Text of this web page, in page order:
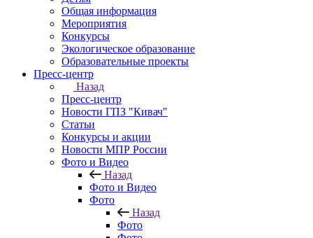
Общая информация
Мероприятия
Конкурсы
Экологическое образование
Образовательные проекты
Пресс-центр
Назад
Пресс-центр
Новости ГПЗ "Кивач"
Статьи
Конкурсы и акции
Новости МПР России
Фото и Видео
Назад
Фото и Видео
Фото
Назад
Фото